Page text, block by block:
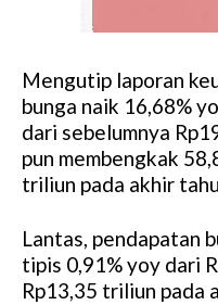
Mengutip laporan
bunga naik 16,68%
dari sebelumnya
pun membengkak
triliun pada akhir
Lantas, pendapatan
tipis 0,91% yoy dari
Rp13,35 triliun pada